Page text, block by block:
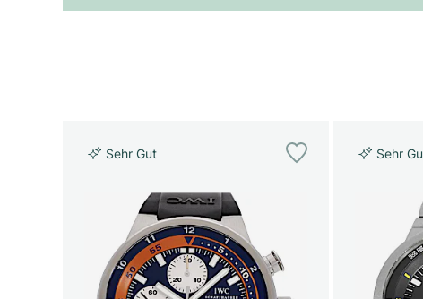
Sehr Gut Sehr